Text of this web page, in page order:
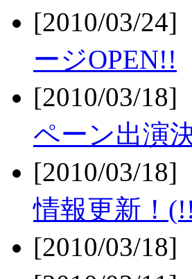
[2010/03/24]
ージOPEN!!
[2010/03/18]
ペーン出演
[2010/03/18]
情報更新！(!!
[2010/03/18]